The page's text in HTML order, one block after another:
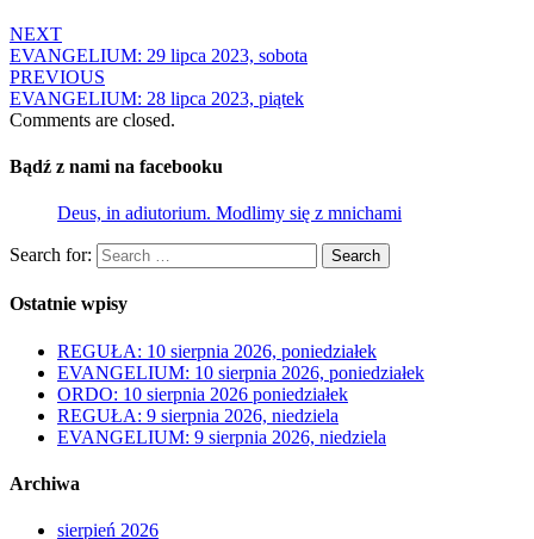
NEXT
EVANGELIUM: 29 lipca 2023, sobota
PREVIOUS
EVANGELIUM: 28 lipca 2023, piątek
Comments are closed.
Bądź z nami na facebooku
Deus, in adiutorium. Modlimy się z mnichami
Search for: Search
Ostatnie wpisy
REGUŁA: 10 sierpnia 2026, poniedziałek
EVANGELIUM: 10 sierpnia 2026, poniedziałek
ORDO: 10 sierpnia 2026 poniedziałek
REGUŁA: 9 sierpnia 2026, niedziela
EVANGELIUM: 9 sierpnia 2026, niedziela
Archiwa
sierpień 2026